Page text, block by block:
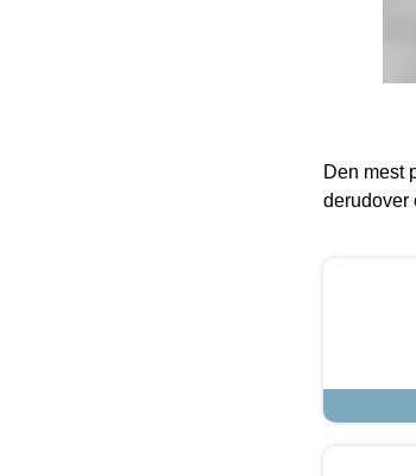
Den mest
derudover